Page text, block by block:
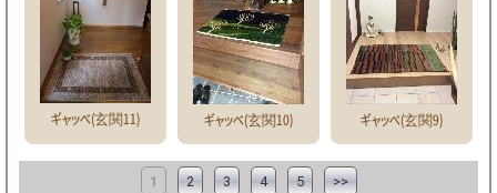
ギャッベ(玄関11) ギャッベ(玄関10) ギャッベ(玄関9)
1 2 3 4 5 >>